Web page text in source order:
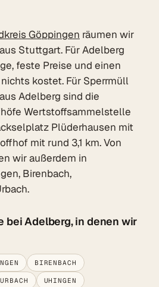
Göppingen räumen wir
Stuttgart. Für Adelberg
feste Preise und einen
kostet. Für Sperrmüll
Adelberg sind die
Wertstoffsammelstelle
Plüderhausen mit
mit rund 3,1 km. Von
wir außerdem in
Birenbach,
bei Adelberg, in denen wir
BIRENBACH
URBACH UHINGEN